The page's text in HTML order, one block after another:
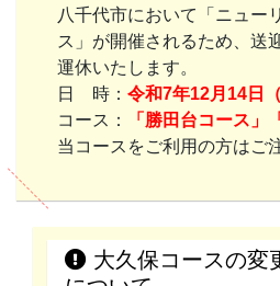
八千代市において「ニュー
ス」が開催されるため、送
運休いたします。
日 時： 令和7年12月14日
コース：
「勝田台コース」
当コースをご利用の方はご
大久保コースの変